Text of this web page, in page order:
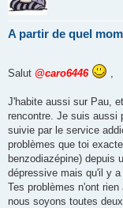
A partir de quel
Salut @caro6446
J'habite aussi sur Pau,
rencontre. Je suis aussi
suivie par le service
problèmes que toi
benzodiazépine) depuis
dépressive mais qu'il y a
Tes problèmes n'ont
nous soyons toutes